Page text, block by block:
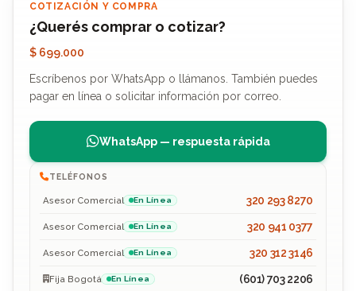
COTIZACIÓN Y COMPRA
¿Querés comprar o cotizar?
$ 699.000
Escríbenos por WhatsApp o llámanos. También puedes
pagar en línea o solicitar información por correo.
WhatsApp — respuesta rápida
TELÉFONOS
Asesor Comercial En Línea 320 293 8270
Asesor Comercial En Línea 320 941 0377
Asesor Comercial En Línea 320 312 3146
Fija Bogotá En Línea (601) 703 2206